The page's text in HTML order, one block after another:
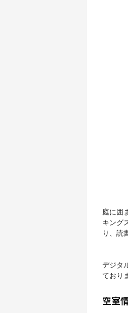
庭に囲
キング
り、読
デジタ
ており
空室